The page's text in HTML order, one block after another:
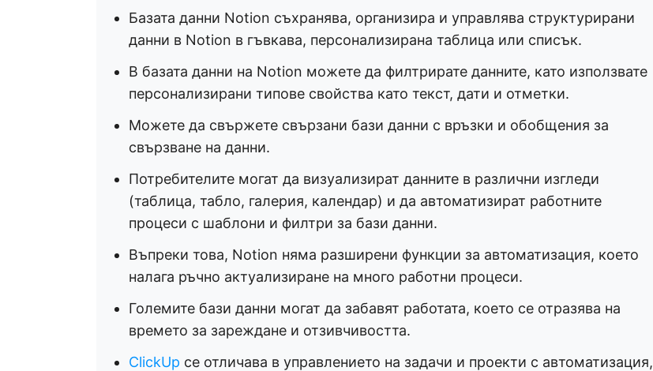
Базата данни Notion съхранява, организира и управлява структурирани
данни в Notion в гъвкава, персонализирана таблица или списък.
В базата данни на Notion можете да филтрирате данните, като използвате
персонализирани типове свойства като текст, дати и отметки.
Можете да свържете свързани бази данни с връзки и обобщения за
свързване на данни.
Потребителите могат да визуализират данните в различни изгледи
(таблица, табло, галерия, календар) и да автоматизират работните
процеси с шаблони и филтри за бази данни.
Въпреки това, Notion няма разширени функции за автоматизация, което
налага ръчно актуализиране на много работни процеси.
Големите бази данни могат да забавят работата, което се отразява на
времето за зареждане и отзивчивостта.
ClickUp се отличава в управлението на задачи и проекти с автоматизация,